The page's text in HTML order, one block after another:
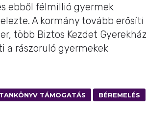
ebből félmillió gyermek
A kormány tovább erősíti
több Biztos Kezdet
a rászoruló gyermekek
TANKÖNYV TÁMOGATÁS BÉREMELÉS